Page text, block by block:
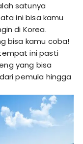
satunya
ini bisa kamu
di Korea.
bisa kamu coba!
ini pasti
yang bisa
pemula hingga